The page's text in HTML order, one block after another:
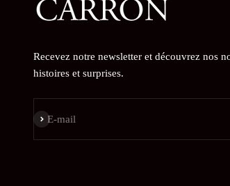
Recevez notre newsletter et découvrez nos
histoires et surprises.
E-mail
S'inscrire